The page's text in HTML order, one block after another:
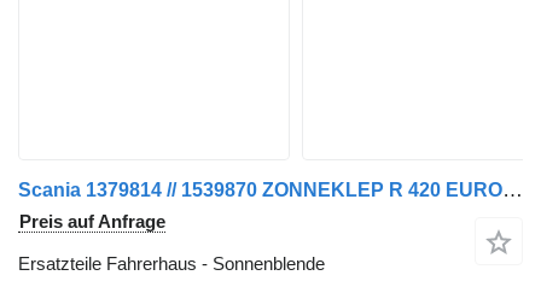
Scania 1379814 // 1539870 ZONNEKLEP R 420 EURO 5 Sonnenblende für LKW
Preis auf Anfrage
Ersatzteile Fahrerhaus - Sonnenblende